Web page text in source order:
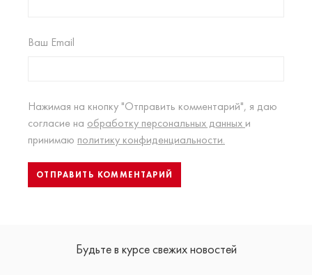
Ваш Email
Нажимая на кнопку "Отправить комментарий", я даю
согласие на обработку персональных данных и
принимаю политику конфиденциальности.
Будьте в курсе свежих новостей